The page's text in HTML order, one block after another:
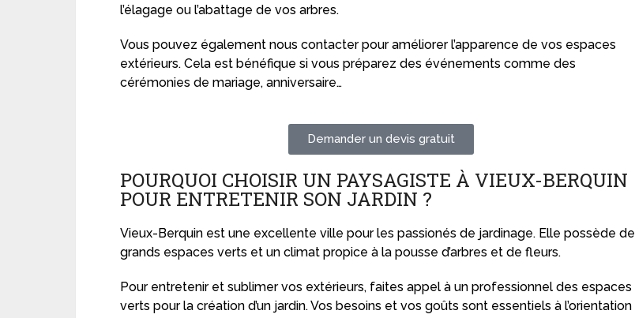
l’élagage ou l’abattage de vos arbres.
Vous pouvez également nous contacter pour améliorer l’apparence de vos espaces
extérieurs. Cela est bénéfique si vous préparez des événements comme des
cérémonies de mariage, anniversaire…
Demander un devis gratuit
POURQUOI CHOISIR UN PAYSAGISTE À VIEUX-BERQUIN
POUR ENTRETENIR SON JARDIN ?
Vieux-Berquin est une excellente ville pour les passionés de jardinage. Elle possède de
grands espaces verts et un climat propice à la pousse d’arbres et de fleurs.
Pour entretenir et sublimer vos extérieurs, faites appel à un professionnel des espaces
verts pour la création d’un jardin. Vos besoins et vos goûts sont essentiels à l’orientation